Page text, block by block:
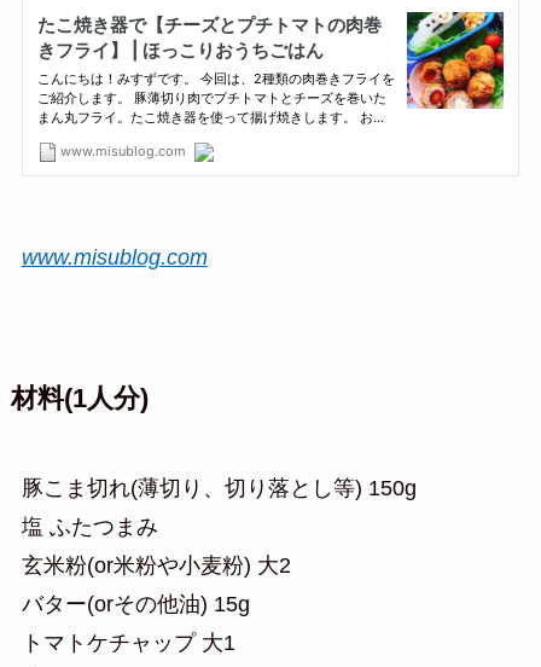
www.misublog.com
材料(1人分)
豚こま切れ(薄切り、切り落とし等) 150g
塩 ふたつまみ
玄米粉(or米粉や小麦粉) 大2
バター(orその他油) 15g
トマトケチャップ 大1